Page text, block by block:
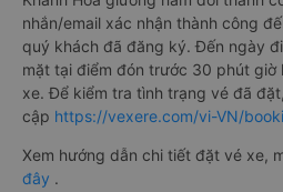
nhắn/email xác nhận thành công
quý khách đã đăng ký. Đến ngày
mặt tại điểm đón trước 30 phút giờ
xe. Để kiểm tra tình trạng vé đã
cập https://vexere.com/vi-VN/
Xem hướng dẫn chi tiết đặt vé xe,
đây .